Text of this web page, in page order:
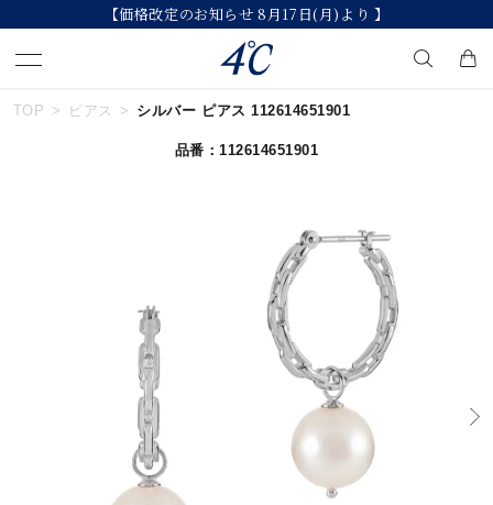
【価格改定のお知らせ 8月17日(月)より 】
キーワードで検索する
#ハーフエタニティリング
#メンズ ネックレス
すべてのジュエリー
TOP ピアス シルバー ピアス 112614651901
品番：112614651901